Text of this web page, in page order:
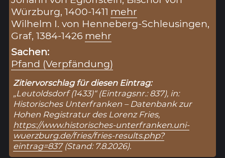
Würzburg, 1400-1411 mehr
Wilhelm I. von Henneberg-Schleusingen,
Graf, 1384-1426 mehr
Sachen:
Pfand (Verpfändung)
Zitiervorschlag für diesen Eintrag:
„Leutoldsdorf (1433)“ (Eintragsnr.: 837), in:
Historisches Unterfranken – Datenbank zur
Hohen Registratur des Lorenz Fries,
https://www.historisches-unterfranken.uni-
wuerzburg.de/fries/fries-results.php?
eintrag=837(Stand: 7.8.2026).